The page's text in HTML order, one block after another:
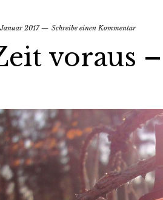
2017 Schreibe einen Kommentar
voraus